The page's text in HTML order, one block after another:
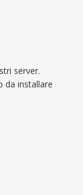
server.
da installare